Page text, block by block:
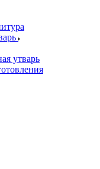
утварь